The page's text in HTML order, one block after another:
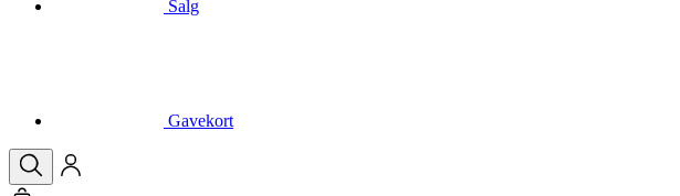
Handlekurven din er tom
Meny